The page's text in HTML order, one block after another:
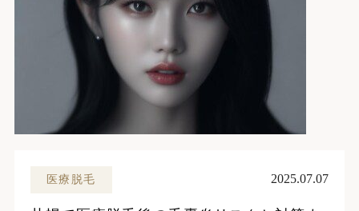
医療脱毛 2025.07.07